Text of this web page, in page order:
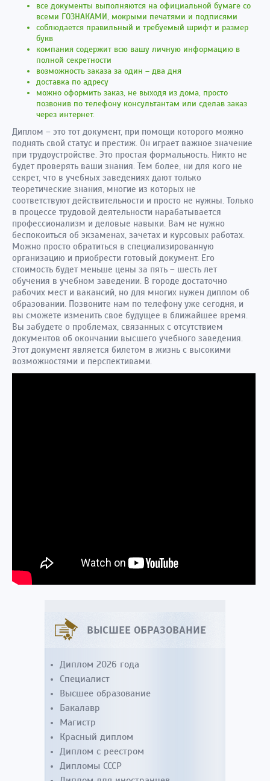
все документы выполняются на официальной бумаге со
всеми ГОЗНАКАМИ, мокрыми печатями и подписями
соблюдается правильный и требуемый шрифт и размер
букв
компания содержит всю вашу личную информацию в
полной секретности
возможность заказа за один – два дня
доставка по адресу
можно оформить заказ, не выходя из дома, просто
позвонив по телефону консультантам или сделав заказ
через интернет.
Диплом – это тот документ, при помощи которого можно
поднять свой статус и престиж. Он играет важное значение
при трудоустройстве. Это простая формальность. Никто не
будет проверять ваши знания. Тем более, ни для кого не
секрет, что в учебных заведениях дают только
теоретические знания, многие из которых не
соответствуют действительности и просто не нужны. Только
в процессе трудовой деятельности нарабатывается
профессионализм и деловые навыки. Вам не нужно
беспокоиться об экзаменах, зачетах и курсовых работах.
Можно просто обратиться в специализированную
организацию и приобрести готовый документ. Его
стоимость будет меньше цены за пять – шесть лет
обучения в учебном заведении. В городе достаточно
рабочих мест и вакансий, но для многих нужен диплом об
образовании. Позвоните нам по телефону уже сегодня, и
вы сможете изменить свое будущее в ближайшее время.
Вы забудете о проблемах, связанных с отсутствием
документов об окончании высшего учебного заведения.
Этот документ является билетом в жизнь с высокими
возможностями и перспективами.
ВЫСШЕЕ ОБРАЗОВАНИЕ
Диплом 2026 года
Специалист
Высшее образование
Бакалавр
Магистр
Красный диплом
Диплом с реестром
Дипломы СССР